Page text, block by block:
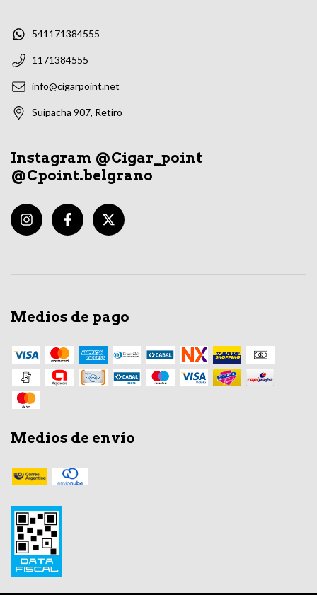
541171384555
1171384555
info@cigarpoint.net
Suipacha 907, Retiro
Instagram @Cigar_point
@Cpoint.belgrano
Medios de pago
Medios de envío